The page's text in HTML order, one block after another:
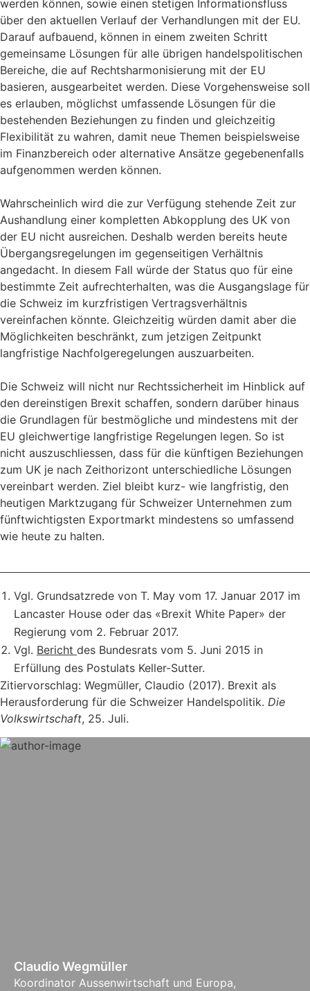
werden können, sowie einen stetigen Informationsfluss
über den aktuellen Verlauf der Verhandlungen mit der EU.
Darauf aufbauend, können in einem zweiten Schritt
gemeinsame Lösungen für alle übrigen handelspolitischen
Bereiche, die auf Rechtsharmonisierung mit der EU
basieren, ausgearbeitet werden. Diese Vorgehensweise soll
es erlauben, möglichst umfassende Lösungen für die
bestehenden Beziehungen zu finden und gleichzeitig
Flexibilität zu wahren, damit neue Themen beispielsweise
im Finanzbereich oder alternative Ansätze gegebenenfalls
aufgenommen werden können.
Wahrscheinlich wird die zur Verfügung stehende Zeit zur
Aushandlung einer kompletten Abkopplung des UK von
der EU nicht ausreichen. Deshalb werden bereits heute
Übergangsregelungen im gegenseitigen Verhältnis
angedacht. In diesem Fall würde der Status quo für eine
bestimmte Zeit aufrechterhalten, was die Ausgangslage für
die Schweiz im kurzfristigen Vertragsverhältnis
vereinfachen könnte. Gleichzeitig würden damit aber die
Möglichkeiten beschränkt, zum jetzigen Zeitpunkt
langfristige Nachfolgeregelungen auszuarbeiten.
Die Schweiz will nicht nur Rechtssicherheit im Hinblick auf
den dereinstigen Brexit schaffen, sondern darüber hinaus
die Grundlagen für bestmögliche und mindestens mit der
EU gleichwertige langfristige Regelungen legen. So ist
nicht auszuschliessen, dass für die künftigen Beziehungen
zum UK je nach Zeithorizont unterschiedliche Lösungen
vereinbart werden. Ziel bleibt kurz- wie langfristig, den
heutigen Marktzugang für Schweizer Unternehmen zum
fünftwichtigsten Exportmarkt mindestens so umfassend
wie heute zu halten.
Vgl. Grundsatzrede von T. May vom 17. Januar 2017 im
Lancaster House oder das «Brexit White Paper» der
Regierung vom 2. Februar 2017.
Vgl. Bericht des Bundesrats vom 5. Juni 2015 in
Erfüllung des Postulats Keller-Sutter.
Zitiervorschlag: Wegmüller, Claudio (2017). Brexit als
Herausforderung für die Schweizer Handelspolitik. Die
Volkswirtschaft, 25. Juli.
Claudio Wegmüller
Koordinator Aussenwirtschaft und Europa,